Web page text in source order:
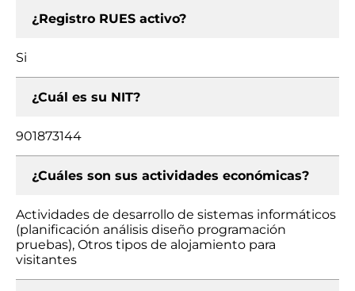
¿Registro RUES activo?
Si
¿Cuál es su NIT?
901873144
¿Cuáles son sus actividades económicas?
Actividades de desarrollo de sistemas informáticos
(planificación análisis diseño programación
pruebas), Otros tipos de alojamiento para
visitantes